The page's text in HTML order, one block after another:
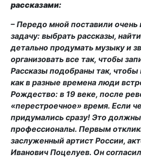
рассказами:
– Передо мной поставили очень
задачу: выбрать рассказы,
детально продумать музыку и
организовать все так, чтобы
Рассказы подобраны так,
как в разные времена люди
Рождество: в 19 веке, после
«перестроечное» время. Если
придумались сразу! Это
профессионалы. Первым
заслуженный артист России,
Иванович Поцелуев. Он